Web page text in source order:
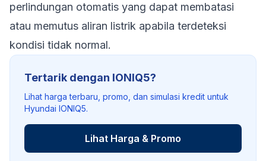
perlindungan otomatis yang dapat membatasi
atau memutus aliran listrik apabila terdeteksi
kondisi tidak normal.
Tertarik dengan IONIQ5?
Lihat harga terbaru, promo, dan simulasi kredit untuk
Hyundai IONIQ5.
Lihat Harga & Promo